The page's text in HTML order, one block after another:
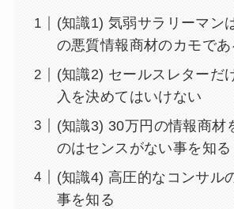
(知識1) 気弱サラリーマン
の悪質情報商材のカモで
(知識2) セールスレターだ
入を決めてはいけない
(知識3) 30万円の情報商材
のはセンスがない事を知る
(知識4) 高圧的なコンサル
事を知る